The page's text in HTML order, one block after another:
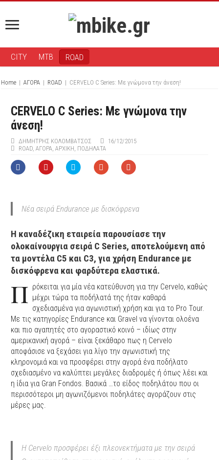
CITY MTB ROAD
Home | ΑΓΟΡΑ | ROAD | CERVELO C Series: Με γνώμονα την άνεση!
CERVELO C Series: Με γνώμονα την
άνεση!
ΔΗΜΉΤΡΗΣ ΚΟΛΟΜΒΆΤΣΟΣ
16/12/2015
ROAD,ΑΓΟΡΑ,ΑΡΧΙΚΉ, ΠΟΔΉΛΑΤΑ
Νέα σειρά Endurance με δισκόφρενα
Η καναδέζικη εταιρεία παρουσίασε την
ολοκαίνουργια σειρά C Series, αποτελούμενη από
τα μοντέλα C5 και C3, για χρήση Εndurance με
δισκόφρενα και φαρδύτερα ελαστικά.
Π ρόκειται για μία νέα κατεύθυνση για την Cervelo, καθώς
μέχρι τώρα τα ποδήλατά της ήταν καθαρά
σχεδιασμένα για αγωνιστική χρήση και για το Pro Tour.
Mε τις κατηγορίες Endurance και Gravel να γίνονται ολοένα
και πιο αγαπητές στο αγοραστικό κοινό – ιδίως στην
αμερικανική αγορά – είναι ξεκάθαρο πως η Cervelo
αποφάσισε να ξεχάσει για λίγο την αγωνιστική της
κληρονομιά και να προσφέρει στην αγορά ένα ποδήλατο
σχεδιασμένο να καλύπτει μεγάλες διαδρομές ή όπως λέει και
η ίδια για Gran Fondos. Βασικά …το είδος ποδηλάτου που οι
περισσότεροι μη αγωνιζόμενοι ποδηλάτες αγοράζουν στις
μέρες μας.
Η Cervelo προσφέρει έξι πλεονεκτήματα με την σειρά